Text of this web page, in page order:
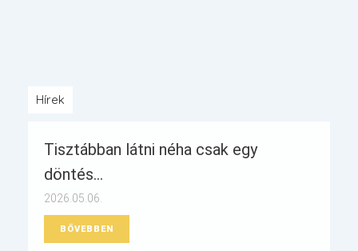
Hírek
Tisztábban látni néha csak egy
döntés...
2026.05.06.
BŐVEBBEN